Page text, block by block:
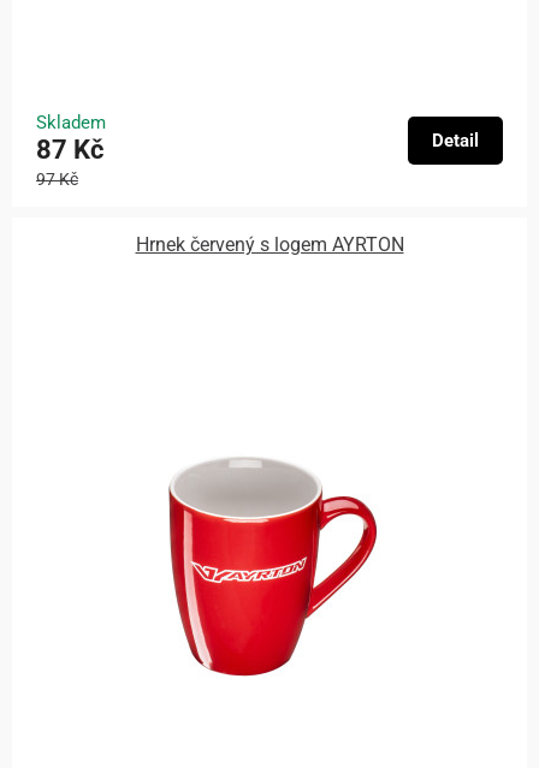
Skladem
87 Kč
97 Kč
Detail
Hrnek červený s logem AYRTON